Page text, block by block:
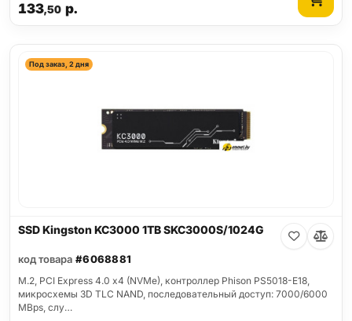
133,50р.
Под заказ, 2 дня
SSD Kingston KC3000 1TB SKC3000S/1024G
код товара #6068881
M.2, PCI Express 4.0 x4 (NVMe), контроллер Phison PS5018-E18,
микросхемы 3D TLC NAND, последовательный доступ: 7000/6000
MBps, слу…